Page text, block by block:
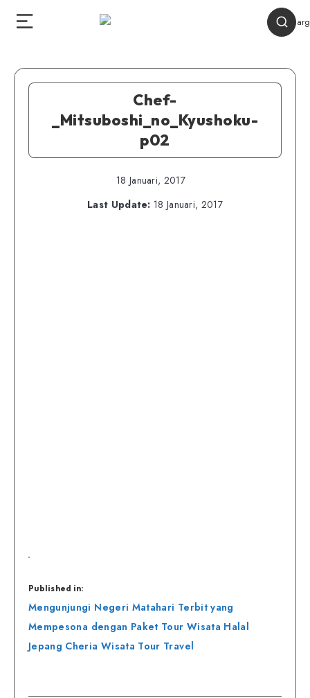
Chef-
_Mitsuboshi_no_Kyushoku-
p02
18 Januari, 2017
Last Update: 18 Januari, 2017
Published in:
Navigasi
pos
Mengunjungi Negeri Matahari Terbit yang
Mempesona dengan Paket Tour Wisata Halal
Jepang Cheria Wisata Tour Travel